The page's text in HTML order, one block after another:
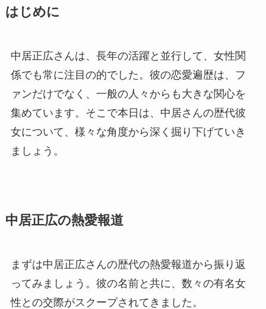
はじめに
中居正広さんは、長年の活躍と並行して、女性関
係でも常に注目の的でした。彼の恋愛遍歴は、フ
ァンだけでなく、一般の人々からも大きな関心を
集めています。そこで本日は、中居さんの歴代彼
女について、様々な角度から深く掘り下げていき
ましょう。
中居正広の熱愛報道
まずは中居正広さんの歴代の熱愛報道から振り返
ってみましょう。彼の名前と共に、数々の有名女
性との交際がスクープされてきました。